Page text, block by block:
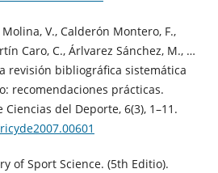
V., Calderón Montero, F.,
Caro, C., Árlvarez Sánchez, M., …
revisión bibliográfica sistemática
recomendaciones prácticas.
del Deporte, 6(3), 1–11.
of Sport Science. (5th Editio).